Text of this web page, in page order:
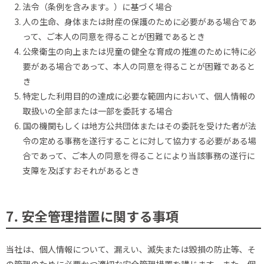
法令（条例を含みます。）に基づく場合
人の生命、身体または財産の保護のために必要がある場合であ
って、ご本人の同意を得ることが困難であるとき
公衆衛生の向上または児童の健全な育成の推進のために特に必
要がある場合であって、本人の同意を得ることが困難であると
き
特定した利用目的の達成に必要な範囲内において、個人情報の
取扱いの全部または一部を委託する場合
国の機関もしくは地方公共団体またはその委託を受けた者が法
令の定める事務を遂行することに対して協力する必要がある場
合であって、ご本人の同意を得ることにより当該事務の遂行に
支障を及ぼすおそれがあるとき
7. 安全管理措置に関する事項
当社は、個人情報について、漏えい、滅失または毀損の防止等、そ